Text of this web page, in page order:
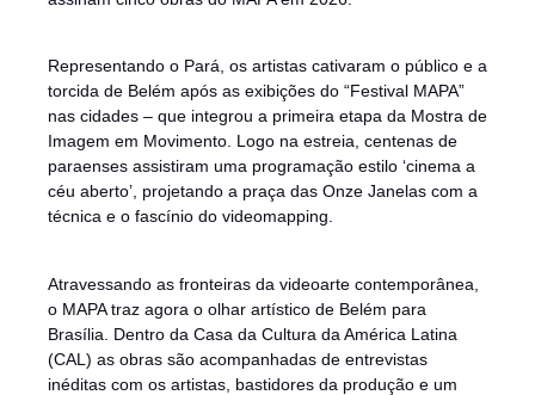
Representando o Pará, os artistas cativaram o público e a
torcida de Belém após as exibições do “Festival MAPA”
nas cidades – que integrou a primeira etapa da Mostra de
Imagem em Movimento. Logo na estreia, centenas de
paraenses assistiram uma programação estilo ‘cinema a
céu aberto’, projetando a praça das Onze Janelas com a
técnica e o fascínio do videomapping.
Atravessando as fronteiras da videoarte contemporânea,
o MAPA traz agora o olhar artístico de Belém para
Brasília. Dentro da Casa da Cultura da América Latina
(CAL) as obras são acompanhadas de entrevistas
inéditas com os artistas, bastidores da produção e um